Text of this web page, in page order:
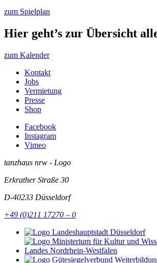
zum Spielplan
Hier geht’s zur Übersicht
zum Kalender
Kontakt
Jobs
Vermietung
Presse
Shop
Facebook
Instagram
Vimeo
tanzhaus nrw - Logo
Erkrather Straße 30
D-40233 Düsseldorf
+49 (0)211 17270 – 0